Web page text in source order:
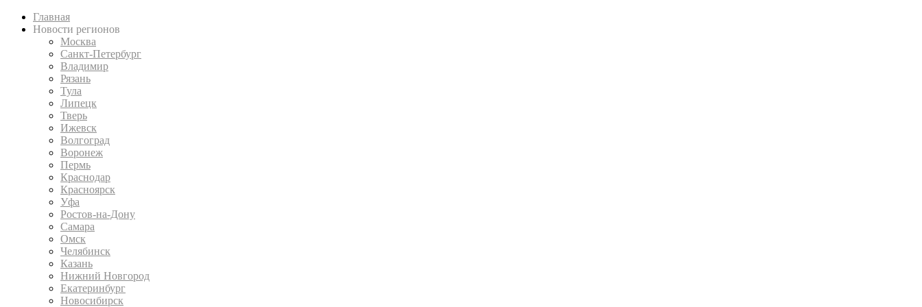
Главная
Новости регионов
Москва
Санкт-Петербург
Владимир
Рязань
Тула
Липецк
Тверь
Ижевск
Волгоград
Воронеж
Пермь
Краснодар
Красноярск
Уфа
Ростов-на-Дону
Самара
Омск
Челябинск
Казань
Нижний Новгород
Екатеринбург
Новосибирск